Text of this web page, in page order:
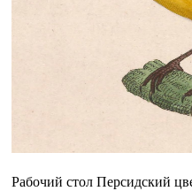
Рабочий стол Персидский